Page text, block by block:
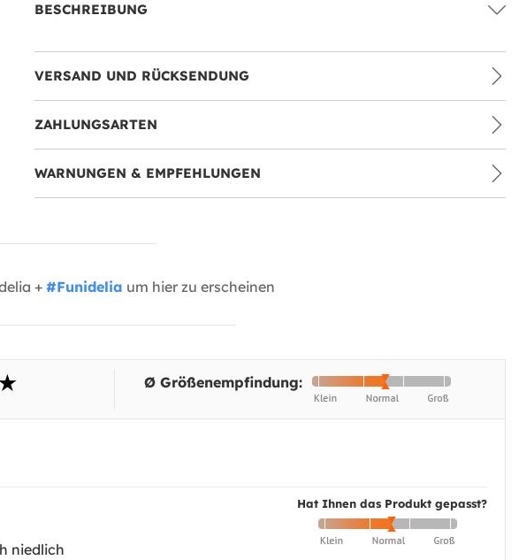
BESCHREIBUNG
VERSAND UND RÜCKSENDUNG
ZAHLUNGSARTEN
WARNUNGEN & EMPFEHLUNGEN
+#Funidelia um hier zu erscheinen
Ø Größenempfindung:
Hat Ihnen das Produkt gepasst?
niedlich